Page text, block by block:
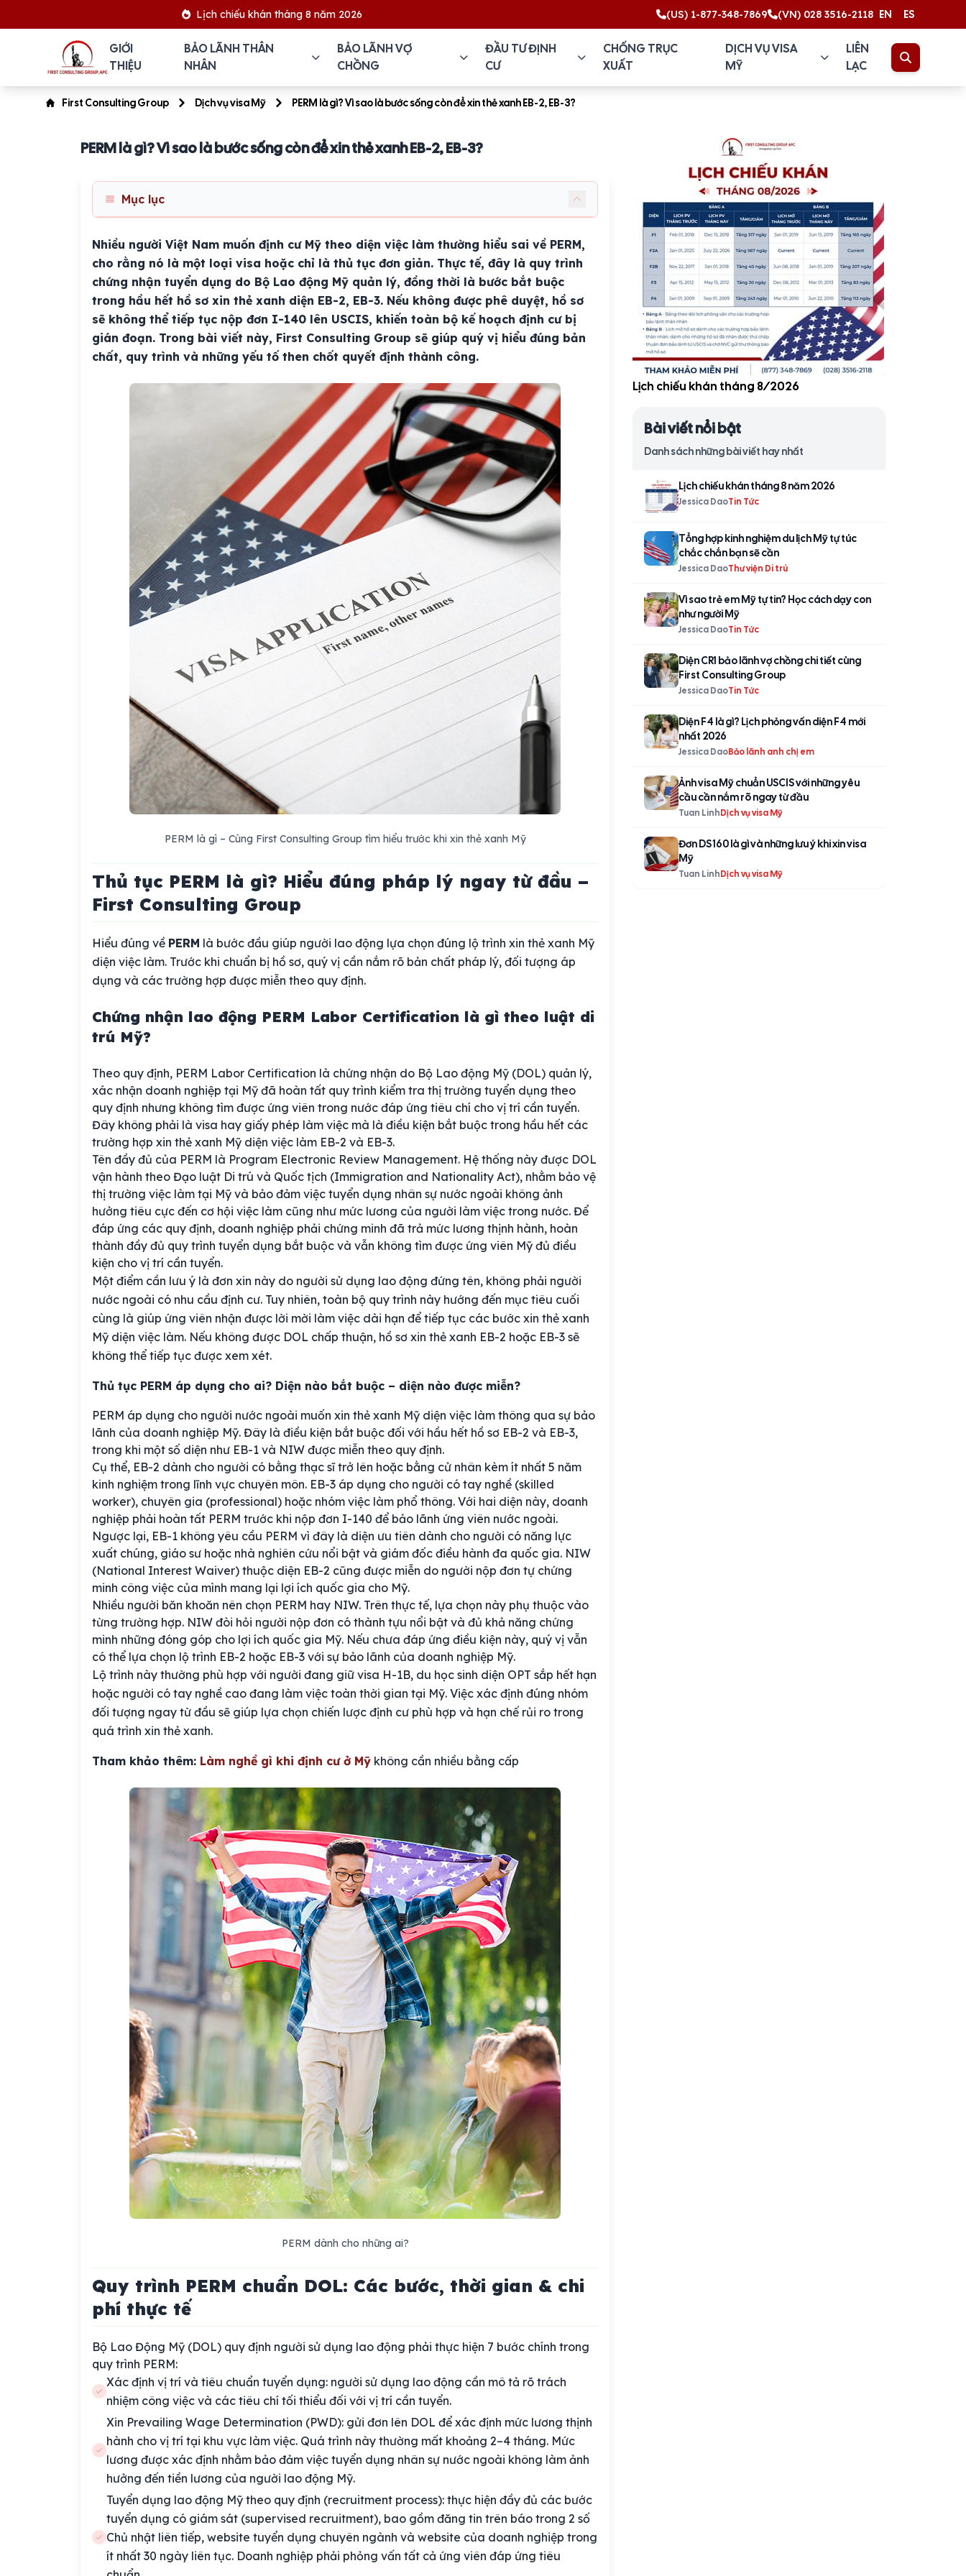
Lịch chiếu khán tháng 8 năm 2026 (US) 1-877-348-7869 (VN) 028 3516-2118 EN ES
GIỚI
THIỆU
BẢO LÃNH THÂN
NHÂN
BẢO LÃNH VỢ
CHỒNG
ĐẦU TƯ ĐỊNH
CƯ
CHỐNG TRỤC
XUẤT
DỊCH VỤ VISA
MỸ
LIÊN
LẠC
First Consulting Group Dịch vụ visa Mỹ PERM là gì? Vì sao là bước sống còn để xin thẻ xanh EB-2, EB-3?
PERM là gì? Vì sao là bước sống còn để xin thẻ xanh EB-2, EB-3?
Mục lục
Nhiều người Việt Nam muốn định cư Mỹ theo diện việc làm thường hiểu sai về PERM,
cho rằng nó là một loại visa hoặc chỉ là thủ tục đơn giản. Thực tế, đây là quy trình
chứng nhận tuyển dụng do Bộ Lao động Mỹ quản lý, đồng thời là bước bắt buộc
trong hầu hết hồ sơ xin thẻ xanh diện EB-2, EB-3. Nếu không được phê duyệt, hồ sơ
sẽ không thể tiếp tục nộp đơn I-140 lên USCIS, khiến toàn bộ kế hoạch định cư bị
gián đoạn. Trong bài viết này, First Consulting Group sẽ giúp quý vị hiểu đúng bản
chất, quy trình và những yếu tố then chốt quyết định thành công.
PERM là gì – Cùng First Consulting Group tìm hiểu trước khi xin thẻ xanh Mỹ
Thủ tục PERM là gì? Hiểu đúng pháp lý ngay từ đầu –
First Consulting Group
Hiểu đúng về PERM là bước đầu giúp người lao động lựa chọn đúng lộ trình xin thẻ xanh Mỹ
diện việc làm. Trước khi chuẩn bị hồ sơ, quý vị cần nắm rõ bản chất pháp lý, đối tượng áp
dụng và các trường hợp được miễn theo quy định.
Chứng nhận lao động PERM Labor Certification là gì theo luật di
trú Mỹ?
Theo quy định, PERM Labor Certification là chứng nhận do Bộ Lao động Mỹ (DOL) quản lý,
xác nhận doanh nghiệp tại Mỹ đã hoàn tất quy trình kiểm tra thị trường tuyển dụng theo
quy định nhưng không tìm được ứng viên trong nước đáp ứng tiêu chí cho vị trí cần tuyển.
Đây không phải là visa hay giấy phép làm việc mà là điều kiện bắt buộc trong hầu hết các
trường hợp xin thẻ xanh Mỹ diện việc làm EB-2 và EB-3.
Tên đầy đủ của PERM là Program Electronic Review Management. Hệ thống này được DOL
vận hành theo Đạo luật Di trú và Quốc tịch (Immigration and Nationality Act), nhằm bảo vệ
thị trường việc làm tại Mỹ và bảo đảm việc tuyển dụng nhân sự nước ngoài không ảnh
hưởng tiêu cực đến cơ hội việc làm cũng như mức lương của người làm việc trong nước. Để
đáp ứng các quy định, doanh nghiệp phải chứng minh đã trả mức lương thịnh hành, hoàn
thành đầy đủ quy trình tuyển dụng bắt buộc và vẫn không tìm được ứng viên Mỹ đủ điều
kiện cho vị trí cần tuyển.
Một điểm cần lưu ý là đơn xin này do người sử dụng lao động đứng tên, không phải người
nước ngoài có nhu cầu định cư. Tuy nhiên, toàn bộ quy trình này hướng đến mục tiêu cuối
cùng là giúp ứng viên nhận được lời mời làm việc dài hạn để tiếp tục các bước xin thẻ xanh
Mỹ diện việc làm. Nếu không được DOL chấp thuận, hồ sơ xin thẻ xanh EB-2 hoặc EB-3 sẽ
không thể tiếp tục được xem xét.
Thủ tục PERM áp dụng cho ai? Diện nào bắt buộc – diện nào được miễn?
PERM áp dụng cho người nước ngoài muốn xin thẻ xanh Mỹ diện việc làm thông qua sự bảo
lãnh của doanh nghiệp Mỹ. Đây là điều kiện bắt buộc đối với hầu hết hồ sơ EB-2 và EB-3,
trong khi một số diện như EB-1 và NIW được miễn theo quy định.
Cụ thể, EB-2 dành cho người có bằng thạc sĩ trở lên hoặc bằng cử nhân kèm ít nhất 5 năm
kinh nghiệm trong lĩnh vực chuyên môn. EB-3 áp dụng cho người có tay nghề (skilled
worker), chuyên gia (professional) hoặc nhóm việc làm phổ thông. Với hai diện này, doanh
nghiệp phải hoàn tất PERM trước khi nộp đơn I-140 để bảo lãnh ứng viên nước ngoài.
Ngược lại, EB-1 không yêu cầu PERM vì đây là diện ưu tiên dành cho người có năng lực
xuất chúng, giáo sư hoặc nhà nghiên cứu nổi bật và giám đốc điều hành đa quốc gia. NIW
(National Interest Waiver) thuộc diện EB-2 cũng được miễn do người nộp đơn tự chứng
minh công việc của mình mang lại lợi ích quốc gia cho Mỹ.
Nhiều người băn khoăn nên chọn PERM hay NIW. Trên thực tế, lựa chọn này phụ thuộc vào
từng trường hợp. NIW đòi hỏi người nộp đơn có thành tựu nổi bật và đủ khả năng chứng
minh những đóng góp cho lợi ích quốc gia Mỹ. Nếu chưa đáp ứng điều kiện này, quý vị vẫn
có thể lựa chọn lộ trình EB-2 hoặc EB-3 với sự bảo lãnh của doanh nghiệp Mỹ.
Lộ trình này thường phù hợp với người đang giữ visa H-1B, du học sinh diện OPT sắp hết hạn
hoặc người có tay nghề cao đang làm việc toàn thời gian tại Mỹ. Việc xác định đúng nhóm
đối tượng ngay từ đầu sẽ giúp lựa chọn chiến lược định cư phù hợp và hạn chế rủi ro trong
quá trình xin thẻ xanh.
Tham khảo thêm: Làm nghề gì khi định cư ở Mỹ không cần nhiều bằng cấp
PERM dành cho những ai?
Quy trình PERM chuẩn DOL: Các bước, thời gian & chi
phí thực tế
Bộ Lao Động Mỹ (DOL) quy định người sử dụng lao động phải thực hiện 7 bước chính trong
quy trình PERM:
Xác định vị trí và tiêu chuẩn tuyển dụng: người sử dụng lao động cần mô tả rõ trách
nhiệm công việc và các tiêu chí tối thiểu đối với vị trí cần tuyển.
Xin Prevailing Wage Determination (PWD): gửi đơn lên DOL để xác định mức lương thịnh
hành cho vị trí tại khu vực làm việc. Quá trình này thường mất khoảng 2–4 tháng. Mức
lương được xác định nhằm bảo đảm việc tuyển dụng nhân sự nước ngoài không làm ảnh
hưởng đến tiền lương của người lao động Mỹ.
Tuyển dụng lao động Mỹ theo quy định (recruitment process): thực hiện đầy đủ các bước
tuyển dụng có giám sát (supervised recruitment), bao gồm đăng tin trên báo trong 2 số
Chủ nhật liên tiếp, website tuyển dụng chuyên ngành và website của doanh nghiệp trong
ít nhất 30 ngày liên tục. Doanh nghiệp phải phỏng vấn tất cả ứng viên đáp ứng tiêu
Lịch chiếu khán tháng 8/2026
Bài viết nổi bật
Danh sách những bài viết hay nhất
Lịch chiếu khán tháng 8 năm 2026
Jessica DaoTin Tức
Tổng hợp kinh nghiệm du lịch Mỹ tự túc
chắc chắn bạn sẽ cần
Jessica DaoThư viện Di trú
Vì sao trẻ em Mỹ tự tin? Học cách dạy con
như người Mỹ
Jessica DaoTin Tức
Diện CR1 bảo lãnh vợ chồng chi tiết cùng
First Consulting Group
Jessica DaoTin Tức
Diện F4 là gì? Lịch phỏng vấn diện F4 mới
nhất 2026
Jessica DaoBảo lãnh anh chị em
Ảnh visa Mỹ chuẩn USCIS với những yêu
cầu cần nắm rõ ngay từ đầu
Tuan LinhDịch vụ visa Mỹ
Đơn DS 160 là gì và những lưu ý khi xin visa
Mỹ
Tuan LinhDịch vụ visa Mỹ